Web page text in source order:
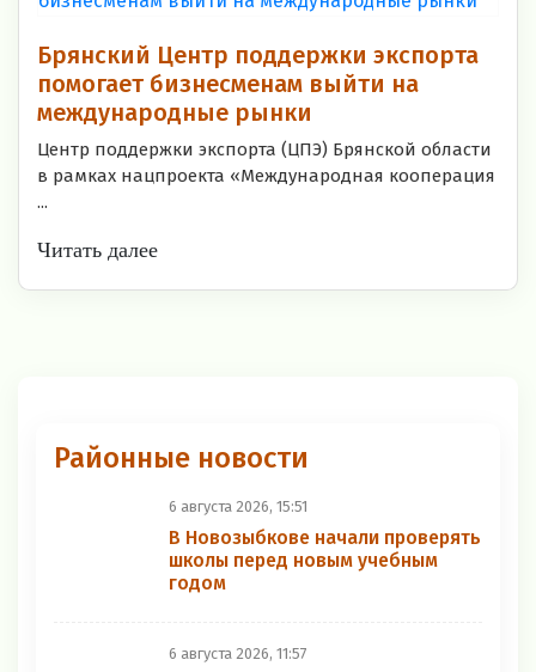
Брянский Центр поддержки экспорта
помогает бизнесменам выйти на
международные рынки
Центр поддержки экспорта (ЦПЭ) Брянской области
в рамках нацпроекта «Международная кооперация
...
Читать далее
Районные новости
6 августа 2026, 15:51
В Новозыбкове начали проверять
школы перед новым учебным
годом
6 августа 2026, 11:57